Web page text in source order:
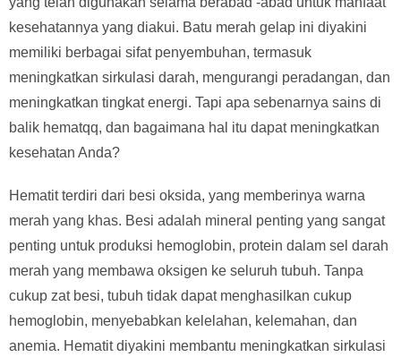
kesehatannya yang diakui. Batu merah gelap ini diyakini
memiliki berbagai sifat penyembuhan, termasuk
meningkatkan sirkulasi darah, mengurangi peradangan, dan
meningkatkan tingkat energi. Tapi apa sebenarnya sains di
balik hematqq, dan bagaimana hal itu dapat meningkatkan
kesehatan Anda?
Hematit terdiri dari besi oksida, yang memberinya warna
merah yang khas. Besi adalah mineral penting yang sangat
penting untuk produksi hemoglobin, protein dalam sel darah
merah yang membawa oksigen ke seluruh tubuh. Tanpa
cukup zat besi, tubuh tidak dapat menghasilkan cukup
hemoglobin, menyebabkan kelelahan, kelemahan, dan
anemia. Hematit diyakini membantu meningkatkan sirkulasi